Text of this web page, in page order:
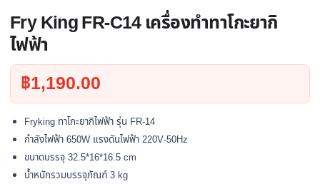
Fry King FR-C14 เครื่องทำทาโกะยากิ
ไฟฟ้า
฿1,190.00
Fryking ทาโกะยากิไฟฟ้า รุ่น FR-14
กำลังไฟฟ้า 650W แรงดันไฟฟ้า 220V-50Hz
ขนาดบรรจุ 32.5*16*16.5 cm
น้ำหนักรวมบรรจุภัณฑ์ 3 kg